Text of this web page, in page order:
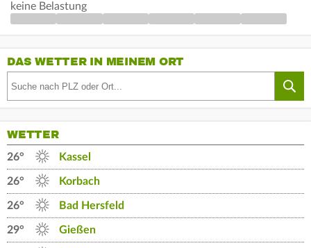
keine Belastung
DAS WETTER IN MEINEM ORT
WETTER
26° Kassel
26° Korbach
26° Bad Hersfeld
29° Gießen